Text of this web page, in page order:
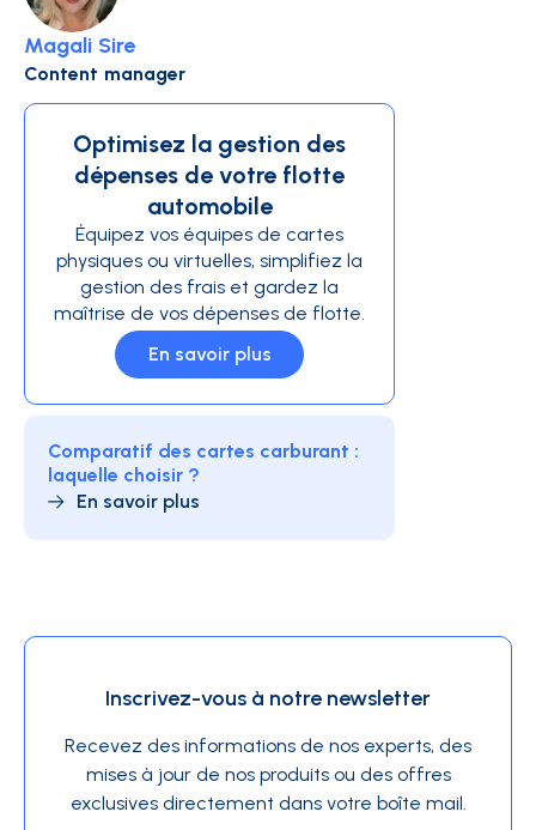
Magali Sire
Content manager
Optimisez la gestion des
dépenses de votre flotte
automobile
Équipez vos équipes de cartes
physiques ou virtuelles, simplifiez la
gestion des frais et gardez la
maîtrise de vos dépenses de flotte.
En savoir plus
Comparatif des cartes carburant :
laquelle choisir ?
En savoir plus
Inscrivez-vous à notre newsletter
Recevez des informations de nos experts, des
mises à jour de nos produits ou des offres
exclusives directement dans votre boîte mail.